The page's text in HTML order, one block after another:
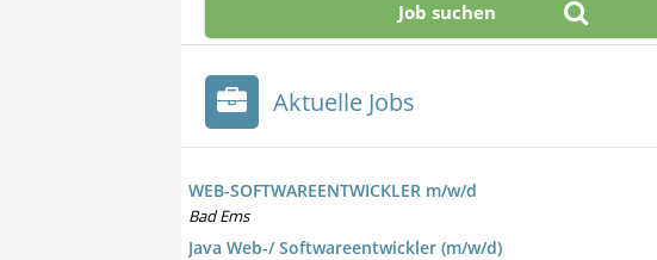
Aktuelle Jobs
WEB-SOFTWAREENTWICKLER m/w/d
Bad Ems
Java Web-/ Softwareentwickler (m/w/d)